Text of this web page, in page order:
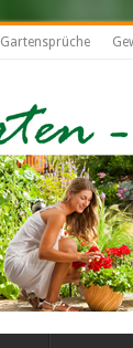
Gartensprüche